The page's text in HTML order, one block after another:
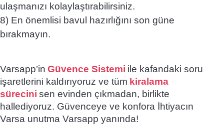
ulaşmanızı kolaylaştırabilirsiniz.
8) En önemlisi bavul hazırlığını son güne
bırakmayın.
Varsapp’in Güvence Sistemi ile kafandaki soru
işaretlerini kaldırıyoruz ve tüm kiralama
sürecini sen evinden çıkmadan, birlikte
hallediyoruz. Güvenceye ve konfora İhtiyacın
Varsa unutma Varsapp yanında!